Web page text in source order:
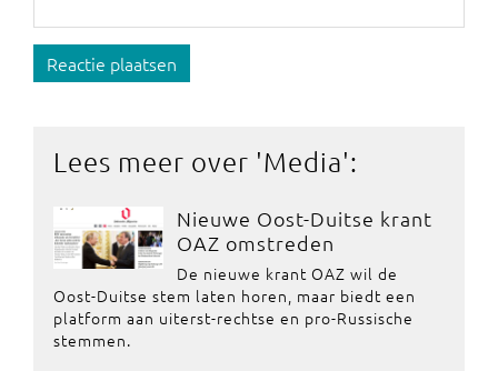
Reactie plaatsen
Lees meer over 'Media':
Nieuwe Oost-Duitse krant
OAZ omstreden
De nieuwe krant OAZ wil de
Oost-Duitse stem laten horen, maar biedt een
platform aan uiterst-rechtse en pro-Russische
stemmen.